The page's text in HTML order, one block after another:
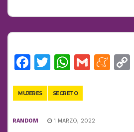
Facebook
TwitterGmail
MUJERES SECRETO
RANDOM 1 MARZO, 2022